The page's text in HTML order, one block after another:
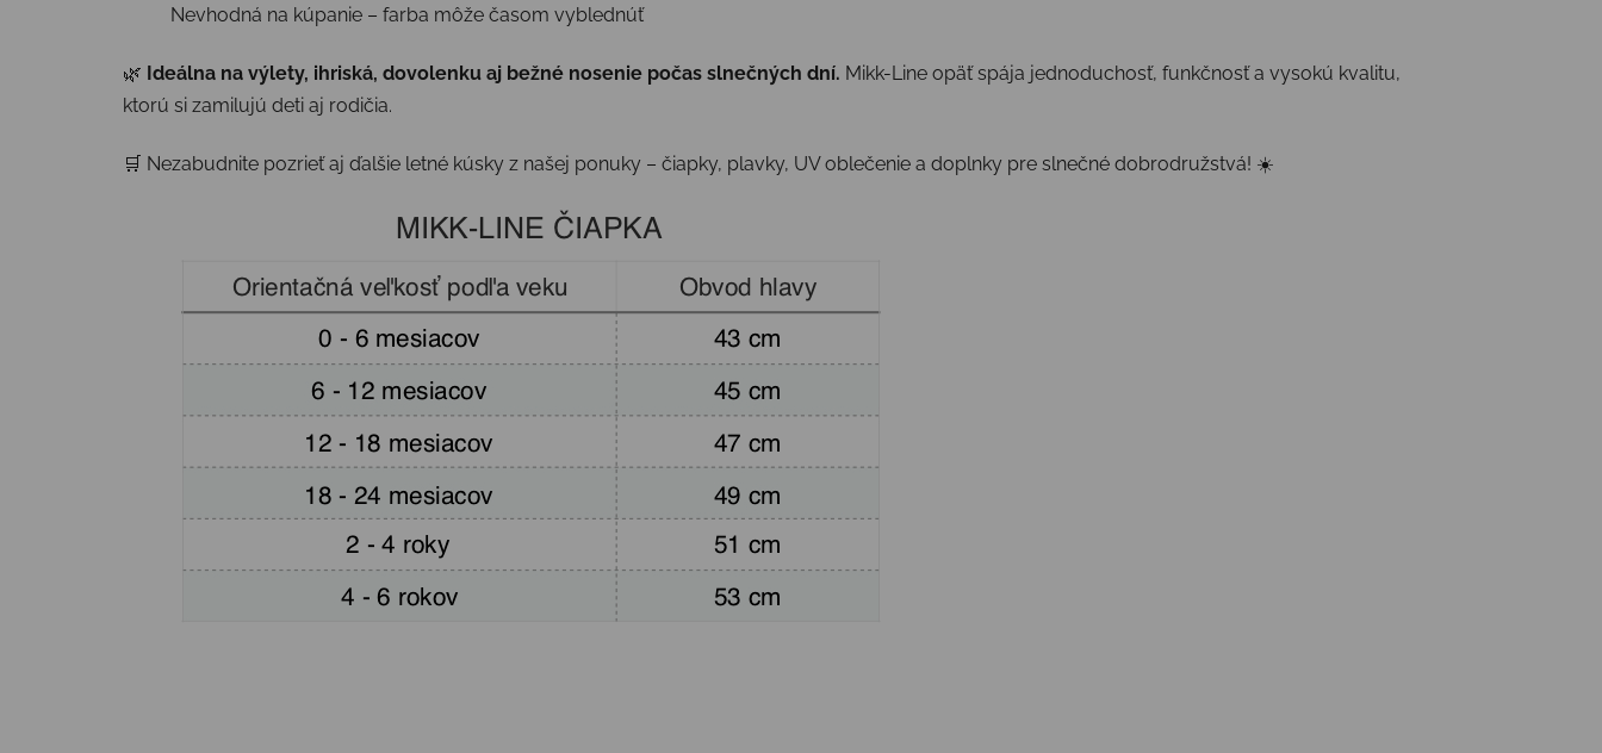
Nevhodná na kúpanie – farba môže časom vyblednúť
🌿 Ideálna na výlety, ihriská, dovolenku aj bežné nosenie počas slnečných dní. Mikk-Line opäť spája jednoduchosť, funkčnosť a vysokú kvalitu,
ktorú si zamilujú deti aj rodičia.
🛒 Nezabudnite pozrieť aj ďalšie letné kúsky z našej ponuky – čiapky, plavky, UV oblečenie a doplnky pre slnečné dobrodružstvá! ☀️